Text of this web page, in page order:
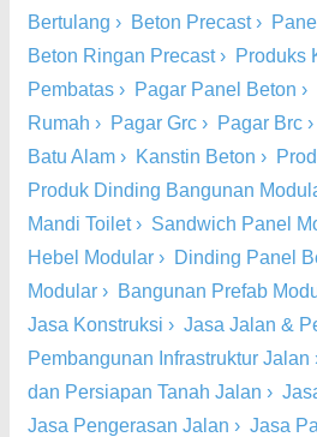
Bertulang › Beton Precast›
Beton Ringan Precast› Produks
Pembatas › Pagar Panel Beton ›
Rumah › Pagar Grc › Pagar Brc ›
Batu Alam › Kanstin Beton ›
Produk Dinding Bangunan
Mandi Toilet› Sandwich Panel
Hebel Modular › Dinding Panel
Modular › Bangunan Prefab
Jasa Konstruksi › Jasa Jalan &
Pembangunan Infrastruktur Jalan
dan Persiapan Tanah Jalan ›
Jasa Pengerasan Jalan › Jasa